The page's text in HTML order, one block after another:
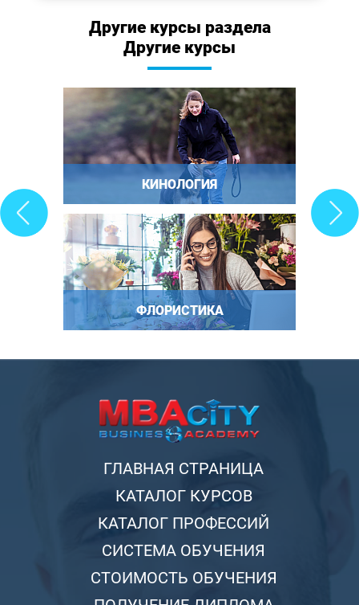
Другие курсы раздела
Другие курсы
КИНОЛОГИЯ
ФЛОРИСТИКА
ГЛАВНАЯ СТРАНИЦА
КАТАЛОГ КУРСОВ
КАТАЛОГ ПРОФЕССИЙ
СИСТЕМА ОБУЧЕНИЯ
СТОИМОСТЬ ОБУЧЕНИЯ